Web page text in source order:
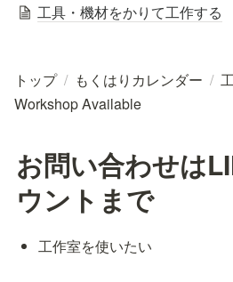
工具・機材をかりて工作する
トップ / もくはりカレンダー /
Workshop Available
お問い合わせは
ウントまで
工作室を使いたい